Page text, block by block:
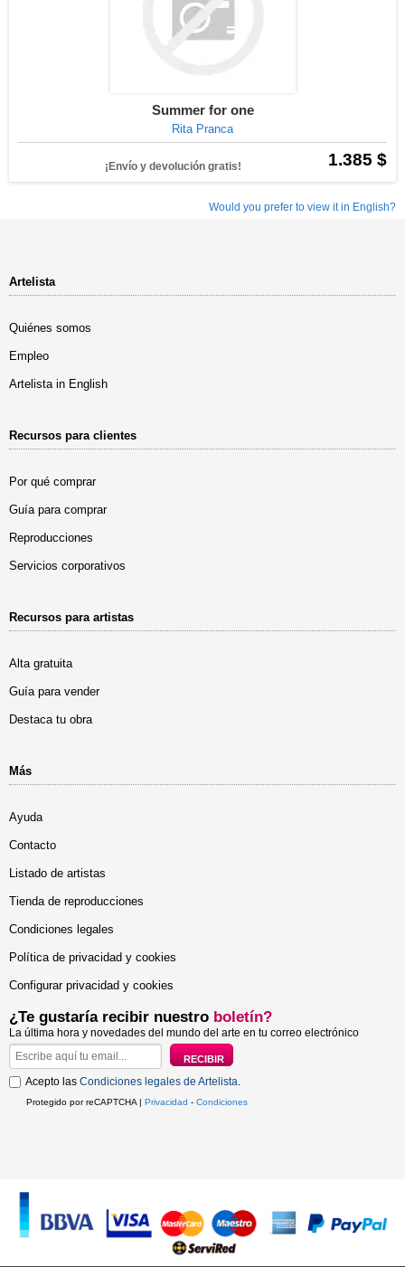
Summer for one
Rita Pranca
1.385 $
¡Envío y devolución gratis!
Would you prefer to view it in English?
Artelista
Quiénes somos
Empleo
Artelista in English
Recursos para clientes
Por qué comprar
Guía para comprar
Reproducciones
Servicios corporativos
Recursos para artistas
Alta gratuita
Guía para vender
Destaca tu obra
Más
Ayuda
Contacto
Listado de artistas
Tienda de reproducciones
Condiciones legales
Política de privacidad y cookies
Configurar privacidad y cookies
¿Te gustaría recibir nuestro boletín?
La última hora y novedades del mundo del arte en tu correo electrónico
Acepto las Condiciones legales de Artelista.
Protegido por reCAPTCHA | Privacidad - Condiciones